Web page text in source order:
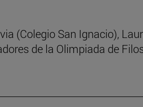
(Colegio San Ignacio),
de la Olimpiada de